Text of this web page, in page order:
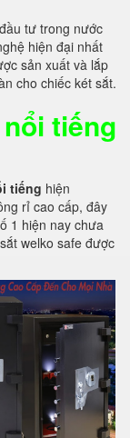
tư trong nước
hiện đại nhất
sản xuất và lắp
cho chiếc két sắt.
tiếng
tiếng hiện
rỉ cao cấp, đây
1 hiện nay chưa
welko safe được